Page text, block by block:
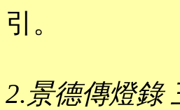
引。
2.景德傳燈錄